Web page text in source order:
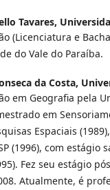
Tavares,
(Licenciatura e
do Vale do Paraíba.
da Costa,
em Geografia pela
em
Espaciais
(1996), com
Fez seu estágio
Atualmente, é